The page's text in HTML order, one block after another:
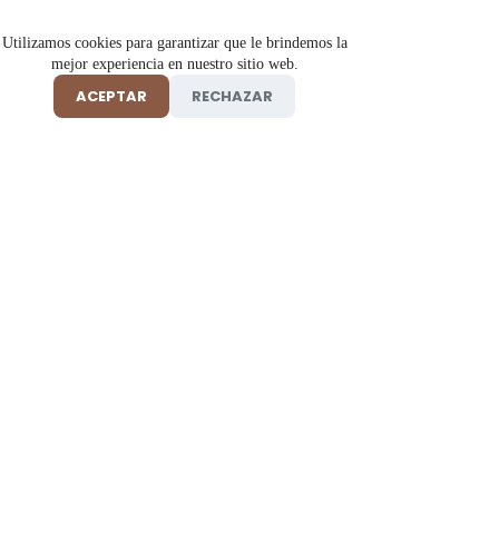
Utilizamos cookies para garantizar que le brindemos la
mejor experiencia en nuestro sitio web.
ACEPTAR RECHAZAR